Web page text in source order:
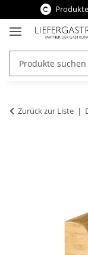
Zurück zur Liste